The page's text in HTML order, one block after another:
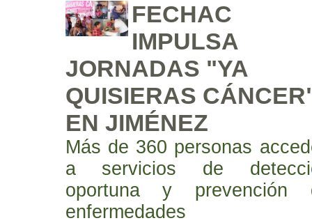
FECHAC
IMPULSA
JORNADAS "YA
QUISIERAS
EN JIMÉNEZ
Más de 360 personas
a servicios de
oportuna y prevención
enfermedades